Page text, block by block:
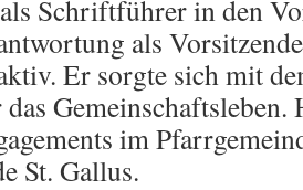
Schriftführer in den
als
Er sorgte sich mit
Gemeinschaftsleben.
im
St. Gallus.